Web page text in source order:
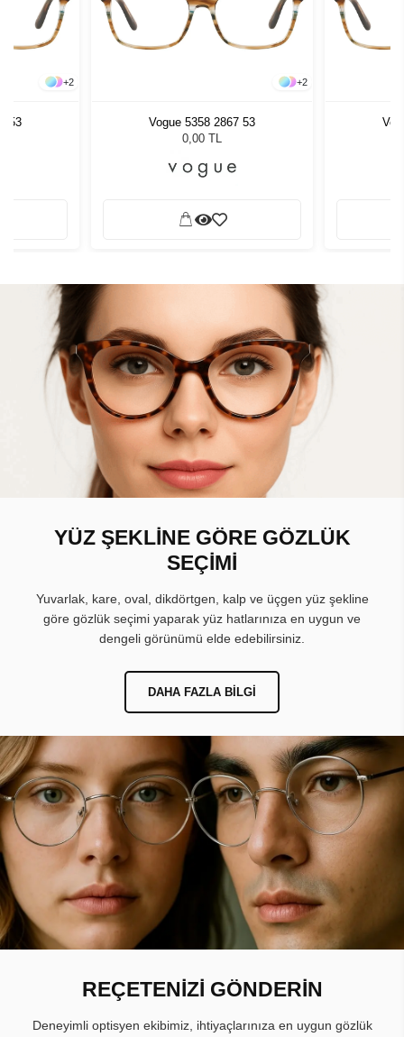
+2
53
+2
Vogue 5358 2867 53
0,00 TL
YÜZ ŞEKLİNE GÖRE GÖZLÜK
SEÇİMİ
Yuvarlak, kare, oval, dikdörtgen, kalp ve üçgen yüz şekline
göre gözlük seçimi yaparak yüz hatlarınıza en uygun ve
dengeli görünümü elde edebilirsiniz.
DAHA FAZLA BILGI
REÇETENİZİ GÖNDERİN
Deneyimli optisyen ekibimiz, ihtiyaçlarınıza en uygun gözlük